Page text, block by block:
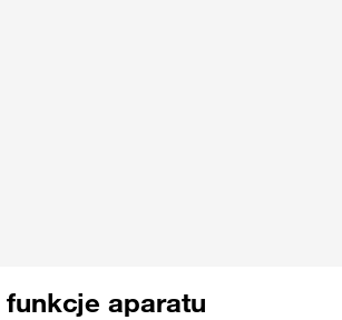
funkcje aparatu